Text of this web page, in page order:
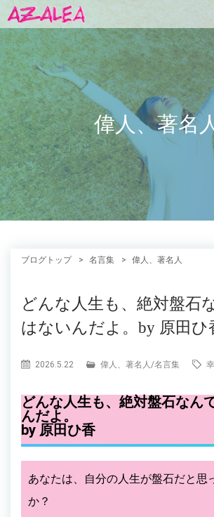
偉人、著名
ブログトップ 名言集 偉人、著名人
どんな人生も、絶対盤石
はないんだよ。by 原田ひ
2026.5.22 偉人、著名人 /名言集
どんな人生も、絶対盤石なん
んだよ。
by 原田ひ香
あなたは、自分の人生が盤石だと思
か？